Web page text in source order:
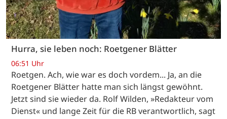
Hurra, sie leben noch: Roetgener Blätter
06:51 Uhr
Roetgen. Ach, wie war es doch vordem... Ja, an die
Roetgener Blätter hatte man sich längst gewöhnt.
Jetzt sind sie wieder da. Rolf Wilden, »Redakteur vom
Dienst« und lange Zeit für die RB verantwortlich, sagt